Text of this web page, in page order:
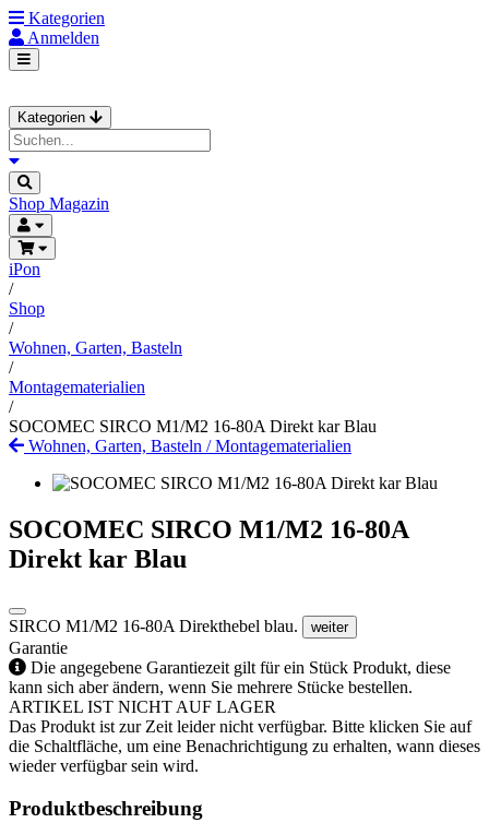
Kategorien
Anmelden
Kategorien
Shop Magazin
iPon
/
Shop
/
Wohnen, Garten, Basteln
/
Montagematerialien
/
SOCOMEC SIRCO M1/M2 16-80A Direkt kar Blau
Wohnen, Garten, Basteln /Montagematerialien
SOCOMEC SIRCO M1/M2 16-80A
Direkt kar Blau
SIRCO M1/M2 16-80A Direkthebel blau. weiter
Garantie
Die angegebene Garantiezeit gilt für ein Stück Produkt, diese
kann sich aber ändern, wenn Sie mehrere Stücke bestellen.
ARTIKEL IST NICHT AUF LAGER
Das Produkt ist zur Zeit leider nicht verfügbar. Bitte klicken Sie auf
die Schaltfläche, um eine Benachrichtigung zu erhalten, wann dieses
wieder verfügbar sein wird.
Produktbeschreibung